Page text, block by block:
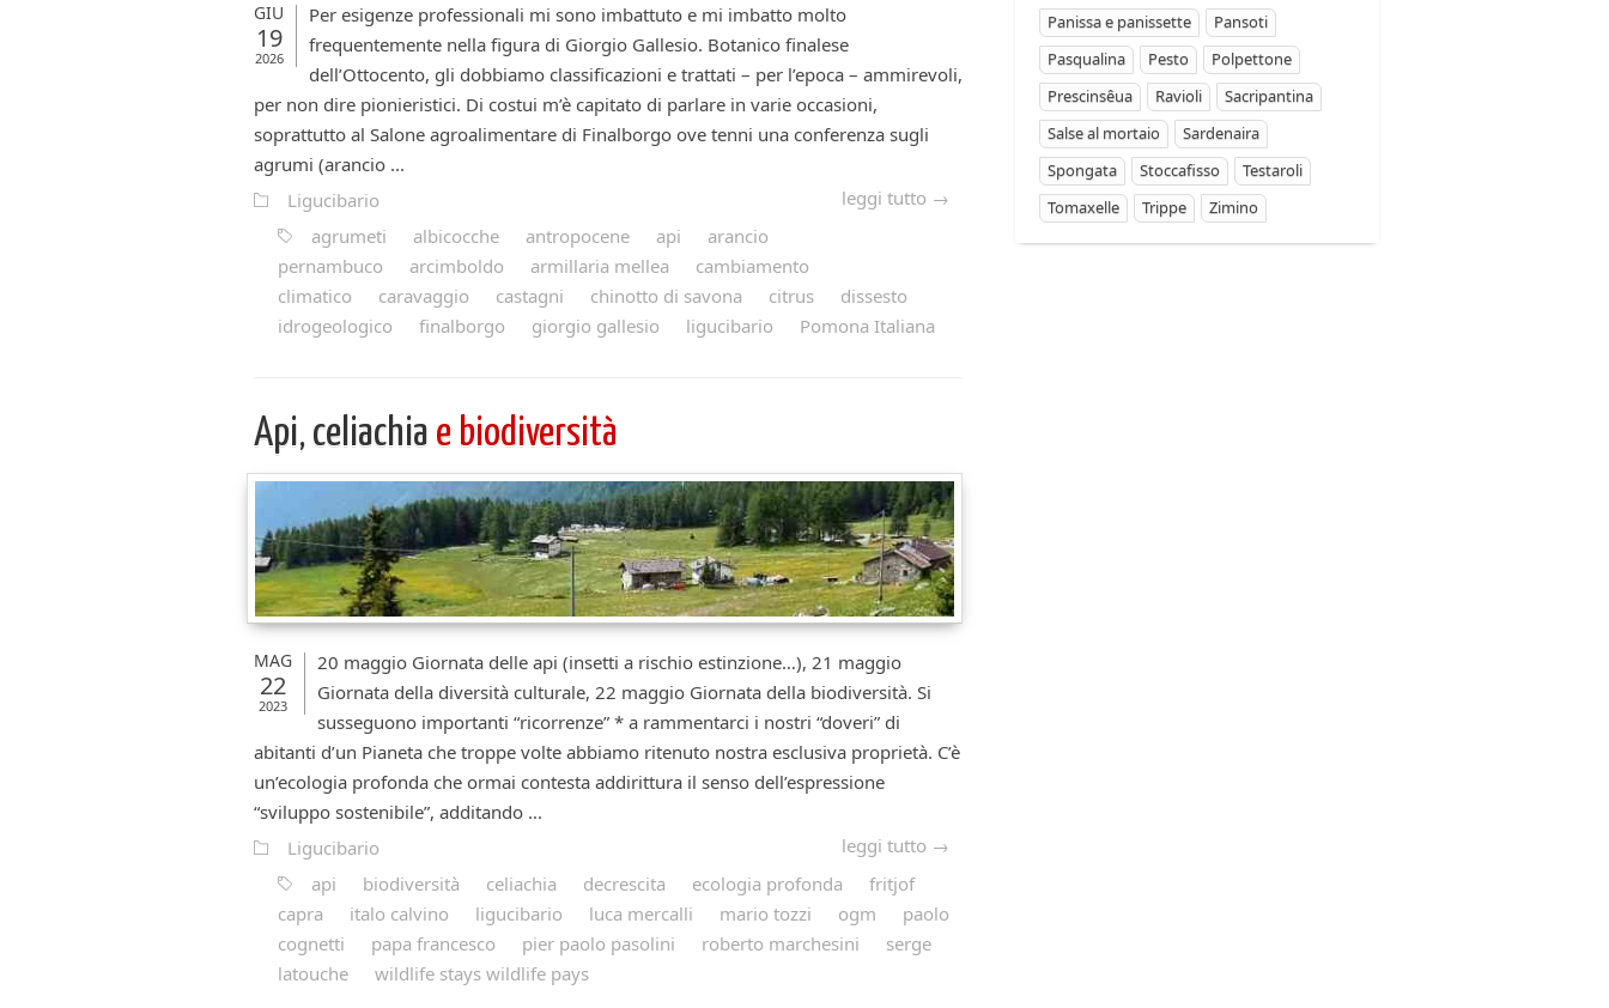
GIU
19
2026
Per esigenze professionali mi sono imbattuto e mi imbatto molto
frequentemente nella figura di Giorgio Gallesio. Botanico finalese
dell’Ottocento, gli dobbiamo classificazioni e trattati – per l’epoca – ammirevoli,
per non dire pionieristici. Di costui m’è capitato di parlare in varie occasioni,
soprattutto al Salone agroalimentare di Finalborgo ove tenni una conferenza sugli
agrumi (arancio ...
leggi tutto →
Ligucibario
agrumeti
albicocche antropocene api
arancio
pernambuco
arcimboldo armillaria mellea
cambiamento
climatico
caravaggio castagni chinotto di savona citrus
dissesto
idrogeologico
finalborgo giorgio gallesio ligucibario Pomona Italiana
Api, celiachia e biodiversità
MAG
22
2023
20 maggio Giornata delle api (insetti a rischio estinzione…), 21 maggio
Giornata della diversità culturale, 22 maggio Giornata della biodiversità. Si
susseguono importanti “ricorrenze” * a rammentarci i nostri “doveri” di
abitanti d’un Pianeta che troppe volte abbiamo ritenuto nostra esclusiva proprietà. C’è
un’ecologia profonda che ormai contesta addirittura il senso dell’espressione
“sviluppo sostenibile”, additando ...
leggi tutto →
Ligucibario
api
biodiversità celiachia decrescita ecologia profonda
fritjof
capra
italo calvino ligucibario luca mercalli mario tozzi ogm
paolo
cognetti
papa francesco pier paolo pasolini roberto marchesini
serge
latouche
wildlife stays wildlife pays
Panissa e panissette
Pansoti
Pasqualina
Pesto
Polpettone
Prescinsêua
Ravioli
Sacripantina
Salse al mortaio
Sardenaira
Spongata
Stoccafisso
Testaroli
Tomaxelle
Trippe Zimino